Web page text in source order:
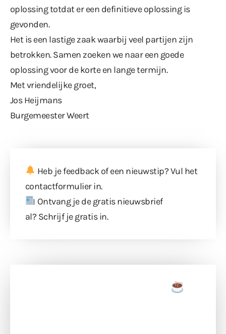
oplossing totdat er een definitieve oplossing is
gevonden.
Het is een lastige zaak waarbij veel partijen zijn
betrokken. Samen zoeken we naar een goede
oplossing voor de korte en lange termijn.
Met vriendelijke groet,
Jos Heijmans
Burgemeester Weert
Heb je feedback of een nieuwstip? Vul het
contactformulierin.
Ontvang je de gratis nieuwsbrief
al? Schrijf je gratis in.